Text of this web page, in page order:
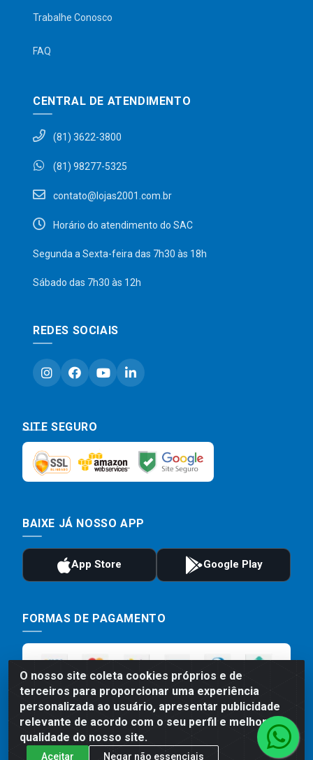
O nosso site coleta cookies próprios e de
terceiros para proporcionar uma experiência
personalizada ao usuário, apresentar publicidade
relevante de acordo com o seu perfil e melhorar a
qualidade do nosso site.
Aceitar Negar não essenciais
Trabalhe Conosco
FAQ
CENTRAL DE ATENDIMENTO
(81) 3622-3800
(81) 98277-5325
contato@lojas2001.com.br
Horário do atendimento do SAC
Segunda a Sexta-feira das 7h30 às 18h
Sábado das 7h30 às 12h
REDES SOCIAIS
SITE SEGURO
BAIXE JÁ NOSSO APP
FORMAS DE PAGAMENTO